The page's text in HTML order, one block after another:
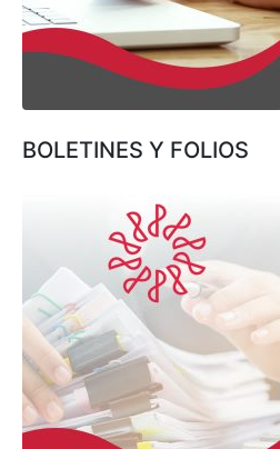
BOLETINES Y FOLIOS